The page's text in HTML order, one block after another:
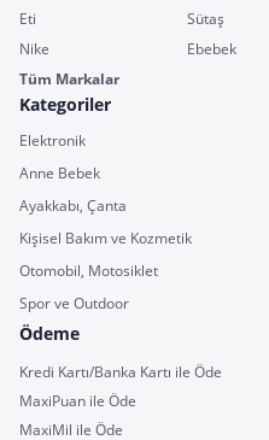
Eti
Sütaş
Nike
Ebebek
Tüm Markalar
Kategoriler
Elektronik
Anne Bebek
Ayakkabı, Çanta
Kişisel Bakım ve Kozmetik
Otomobil, Motosiklet
Spor ve Outdoor
Ödeme
Kredi Kartı/Banka Kartı ile Öde
MaxiPuan ile Öde
MaxiMil ile Öde